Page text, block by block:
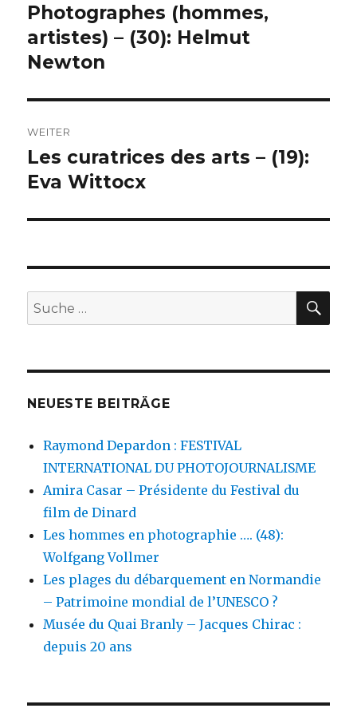
Vorheriger
Beitrag:
Photographes (hommes,
artistes) – (30): Helmut
Newton
WEITER
Nächster
Beitrag:
Les curatrices des arts – (19):
Eva Wittocx
Suche
nach:
NEUESTE BEITRÄGE
Raymond Depardon : FESTIVAL
INTERNATIONAL DU PHOTOJOURNALISME
Amira Casar – Présidente du Festival du
film de Dinard
Les hommes en photographie …. (48):
Wolfgang Vollmer
Les plages du débarquement en Normandie
– Patrimoine mondial de l’UNESCO ?
Musée du Quai Branly – Jacques Chirac :
depuis 20 ans